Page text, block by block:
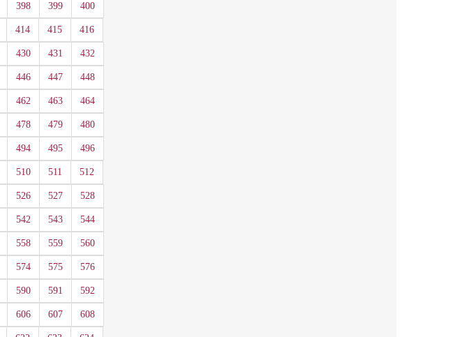
398 399 400
414 415 416
430 431 432
446 447 448
462 463 464
478 479 480
494 495 496
510 511 512
526 527 528
542 543 544
558 559 560
574 575 576
590 591 592
606 607 608